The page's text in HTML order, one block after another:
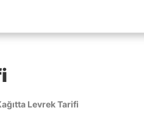
Levrek Tarifi